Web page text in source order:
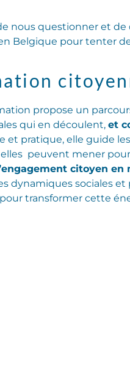
nous questionner et
Belgique pour tenter
propose un
qui en découlent, et
et pratique, elle guide
elles peuvent mener
citoyen en
dynamiques sociales
transformer cette